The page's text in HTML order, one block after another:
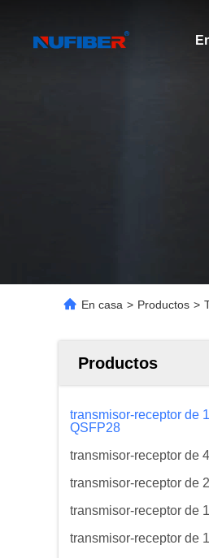
En casa > Productos >
Productos
transmisor-receptor de
QSFP28
transmisor-receptor de
transmisor-receptor de
transmisor-receptor de
transmisor-receptor de